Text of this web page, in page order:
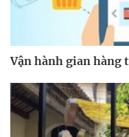
Vận hành gian hàng